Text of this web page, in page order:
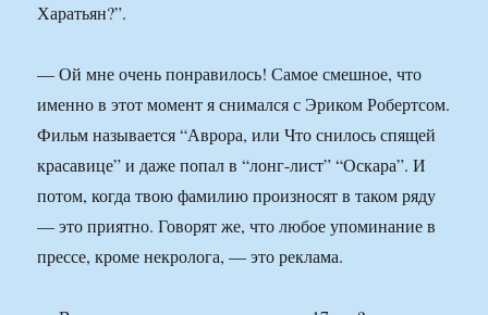
Харатьян?”.
— Ой мне очень понравилось! Самое смешное, что
именно в этот момент я снимался с Эриком Робертсом.
Фильм называется “Аврора, или Что снилось спящей
красавице” и даже попал в “лонг-лист” “Оскара”. И
потом, когда твою фамилию произносят в таком ряду
— это приятно. Говорят же, что любое упоминание в
прессе, кроме некролога, — это реклама.